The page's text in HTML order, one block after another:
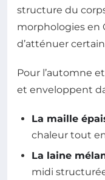
structure du
morphologies en
d’atténuer
Pour l’automne et
et enveloppent
La maille
chaleur tout
La laine
midi